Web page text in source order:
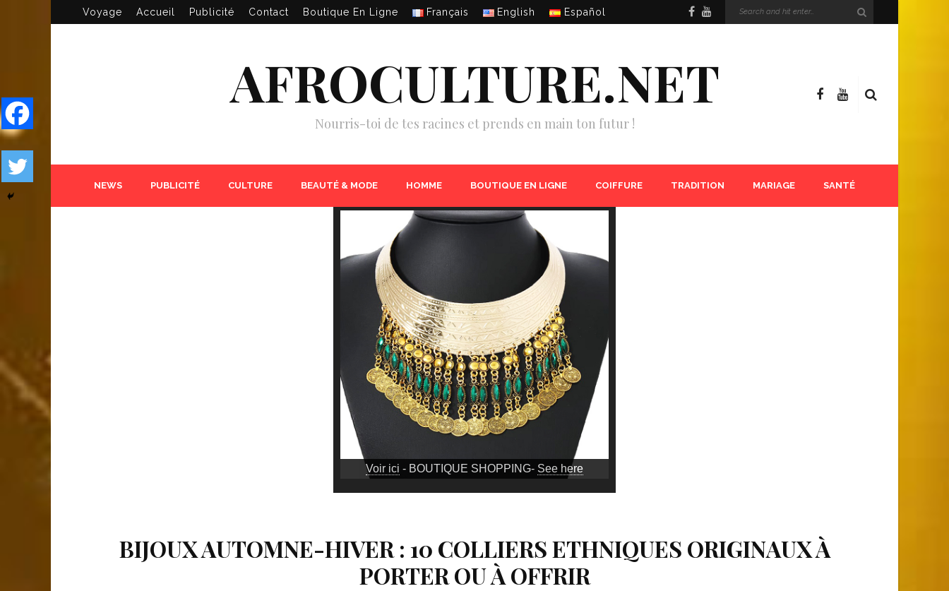
Voyage Accueil Publicité Contact Boutique En Ligne Français English Español
AFROCULTURE.NET
Nourris-toi de tes racines et prends en main ton futur !
NEWS PUBLICITÉ CULTURE BEAUTÉ & MODE HOMME BOUTIQUE EN LIGNE COIFFURE TRADITION MARIAGE SANTÉ
Voir ici - BOUTIQUE SHOPPING- See here
BIJOUX AUTOMNE-HIVER : 10 COLLIERS ETHNIQUES ORIGINAUX À
PORTER OU À OFFRIR